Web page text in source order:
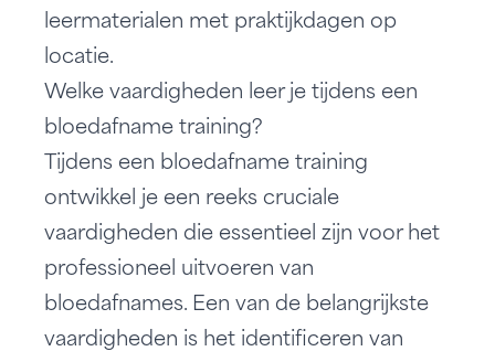
leermaterialen met praktijkdagen op
locatie.
Welke vaardigheden leer je tijdens een
bloedafname training?
Tijdens een bloedafname training
ontwikkel je een reeks cruciale
vaardigheden die essentieel zijn voor het
professioneel uitvoeren van
bloedafnames. Een van de belangrijkste
vaardigheden is het identificeren van